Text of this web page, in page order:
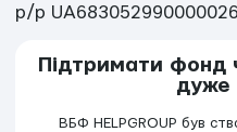
р/р
Підтримати фонд
дуже
ВБФ HELPGROUP був